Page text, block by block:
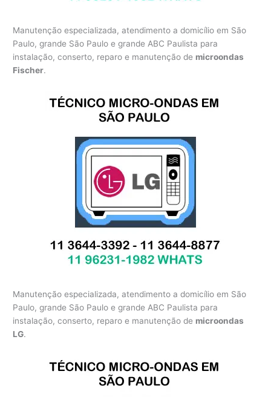
Manutenção especializada, atendimento a domicílio em São
Paulo, grande São Paulo e grande ABC Paulista para
instalação, conserto, reparo e manutenção de microondas
Fischer.
Manutenção especializada, atendimento a domicílio em São
Paulo, grande São Paulo e grande ABC Paulista para
instalação, conserto, reparo e manutenção de microondas
LG.